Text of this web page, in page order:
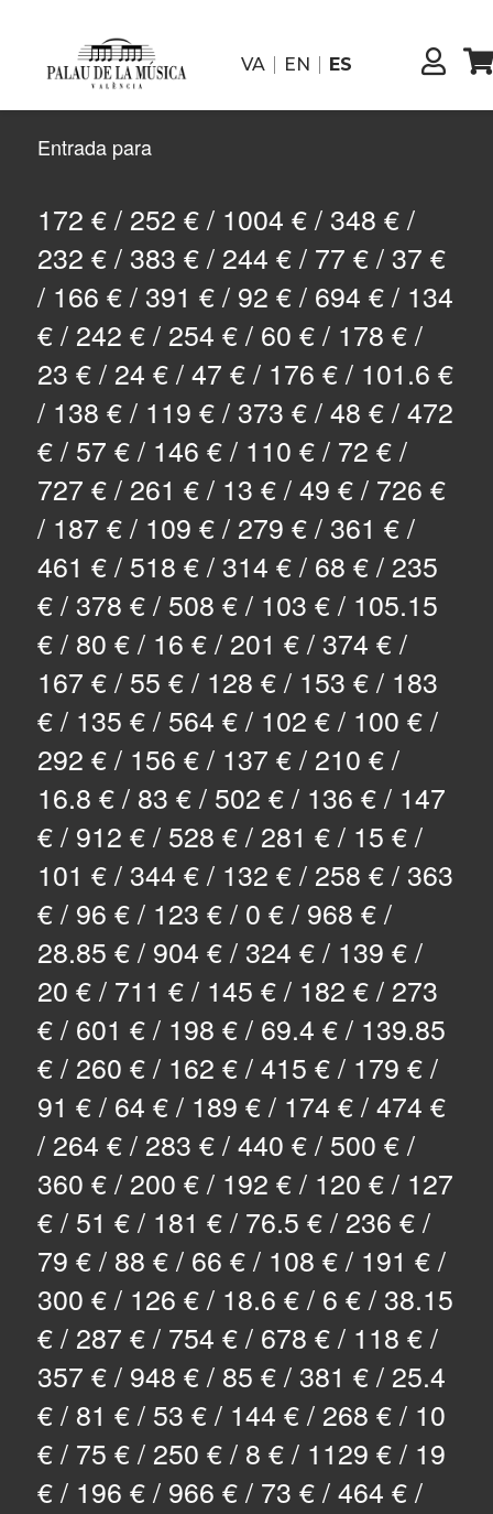
VA EN ES
Entrada para
172 € / 252 € / 1004 € / 348 € /
232 € / 383 € / 244 € / 77 € / 37 €
/ 166 € / 391 € / 92 € / 694 € / 134
€ / 242 € / 254 € / 60 € / 178 € /
23 € / 24 € / 47 € / 176 € / 101.6 €
/ 138 € / 119 € / 373 € / 48 € / 472
€ / 57 € / 146 € / 110 € / 72 € /
727 € / 261 € / 13 € / 49 € / 726 €
/ 187 € / 109 € / 279 € / 361 € /
461 € / 518 € / 314 € / 68 € / 235
€ / 378 € / 508 € / 103 € / 105.15
€ / 80 € / 16 € / 201 € / 374 € /
167 € / 55 € / 128 € / 153 € / 183
€ / 135 € / 564 € / 102 € / 100 € /
292 € / 156 € / 137 € / 210 € /
16.8 € / 83 € / 502 € / 136 € / 147
€ / 912 € / 528 € / 281 € / 15 € /
101 € / 344 € / 132 € / 258 € / 363
€ / 96 € / 123 € / 0 € / 968 € /
28.85 € / 904 € / 324 € / 139 € /
20 € / 711 € / 145 € / 182 € / 273
€ / 601 € / 198 € / 69.4 € / 139.85
€ / 260 € / 162 € / 415 € / 179 € /
91 € / 64 € / 189 € / 174 € / 474 €
/ 264 € / 283 € / 440 € / 500 € /
360 € / 200 € / 192 € / 120 € / 127
€ / 51 € / 181 € / 76.5 € / 236 € /
79 € / 88 € / 66 € / 108 € / 191 € /
300 € / 126 € / 18.6 € / 6 € / 38.15
€ / 287 € / 754 € / 678 € / 118 € /
357 € / 948 € / 85 € / 381 € / 25.4
€ / 81 € / 53 € / 144 € / 268 € / 10
€ / 75 € / 250 € / 8 € / 1129 € / 19
€ / 196 € / 966 € / 73 € / 464 € /